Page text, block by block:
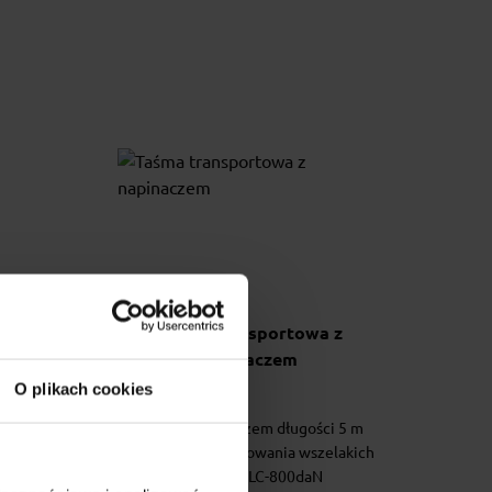
O plikach cookies
Taśma transportowa z
napinaczem
Taśma z napinaczem długości 5 m
doskonała do mocowania wszelakich
ładunków. LC-800daN